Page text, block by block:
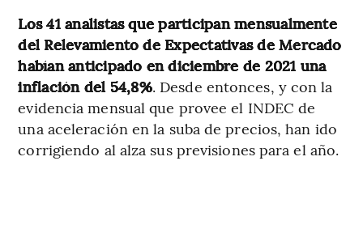
Los 41 analistas que participan mensualmente
del Relevamiento de Expectativas de Mercado
habían anticipado en diciembre de 2021 una
inflación del 54,8%. Desde entonces, y con la
evidencia mensual que provee el INDEC de
una aceleración en la suba de precios, han ido
corrigiendo al alza sus previsiones para el año.